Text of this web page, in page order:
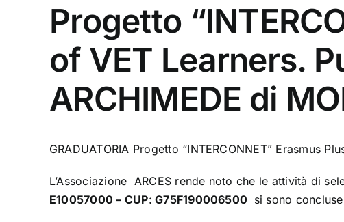
Progetto
of VET Learners.
ARCHIMEDE di
GRADUATORIA Progetto “INTERCONNET” Erasmus
L’Associazione ARCES rende noto che le attività di
E10057000 – CUP: G75F190006500 si sono